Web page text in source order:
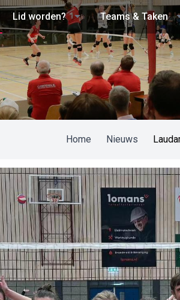
Lid worden? Teams & Taken
Home Nieuws